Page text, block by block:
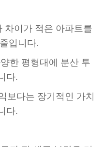
차이가 적은 아파트를
입니다.
한 평형대에 분산 투
다.
보다는 장기적인 가치
다.